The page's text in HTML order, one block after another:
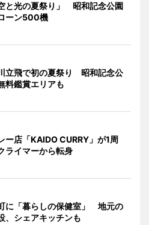
と光の夏祭り」 昭和記念公園
ーン500機
立飛で初の夏祭り 昭和記念公
料鑑賞エリアも
ー店「KAIDO CURRY」が1周
イマーから転身
に「暮らしの保健室」 地元の
、シェアキッチンも